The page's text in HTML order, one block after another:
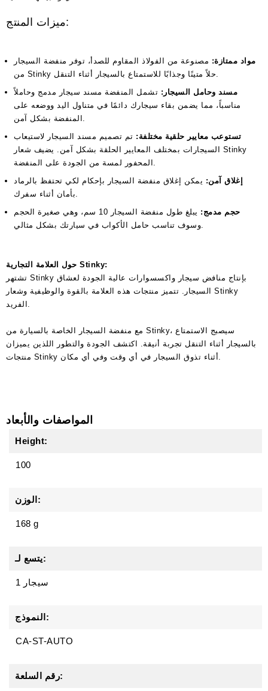
ميزات المنتج:
مواد ممتازة: مصنوعة من الفولاذ المقاوم للصدأ، توفر منفضة السيجار
من Stinky حلاً متينًا وجذابًا للاستمتاع بالسيجار أثناء التنقل.
مسند وحامل السيجار: تشمل المنفضة مسند سيجار مدمج وحاملاً
مناسباً، مما يضمن بقاء سيجارك دائمًا في متناول اليد ووضعه على
المنفضة بشكل آمن.
تستوعب معايير حلقية مختلفة: تم تصميم مسند السيجار لاستيعاب
السيجارات بمختلف المعايير الحلقة بشكل آمن. يضيف شعار Stinky
المحفور لمسة من الجودة على المنفضة.
إغلاق آمن: يمكن إغلاق منفضة السيجار بإحكام لكي تحتفظ بالرماد
بأمان أثناء سفرك.
حجم مدمج:
يبلغ طول منفضة السيجار 10 سم، وهي صغيرة الحجم
وسوف تناسب حامل الأكواب في سيارتك بشكل مثالي.
حول العلامة التجارية Stinky:
تشتهر Stinky بإنتاج منافض سيجار واكسسوارات عالية الجودة لعشاق
السيجار. تتميز منتجات هذه العلامة بالقوة والوظيفية وشعار Stinky
الفريد.
مع منفضة السيجار الخاصة بالسيارة من Stinky، سيصبج الاستمتاع
بالسيجار أثناء التنقل تجربة أنيقة. اكتشف الجودة والتطور اللذين يميزان
منتجات Stinky أثناء تذوق السيجار في أي وقت وفي أي مكان.
المواصفات والأبعاد
Height:
100
الوزن:
168 g
يتسع لـ:
1 سيجار
النموذج:
CA-ST-AUTO
رقم السلعة: